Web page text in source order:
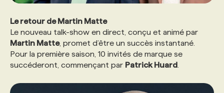
Le retour de Martin Matte
Le nouveau talk-show en direct, conçu et animé par
Martin Matte, promet d’être un succès instantané.
Pour la première saison, 10 invités de marque se
succéderont, commençant par Patrick Huard